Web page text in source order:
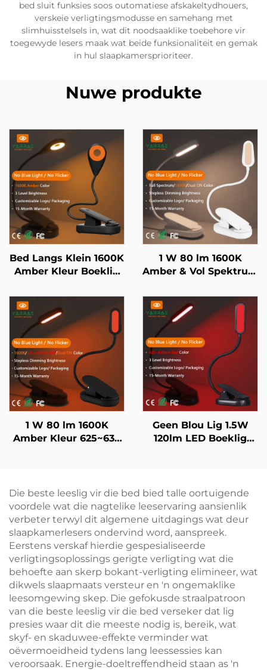
bed sluit funksies soos outomatiese afskakeltydhouers,
verskeie verligtingsmodusse en samehang met
slimhuisstelsels in, wat dit noodsaaklike toebehore vir
toegewyde lesers maak wat beide funksionaliteit en gemak
in hul slaapkamersprioriteer.
Nuwe produkte
Bed Langs Klein 1600K
Amber Kleur Boeklig
Liggaam LED Boeklig
1 W 80 lm 1600K
Amber & Vol Spektrum
Flikkering Wit
Liggaam LED Boeklig
1 W 80 lm 1600K
Amber Kleur 625~630
Geen Blou Lig 1.5W
120lm LED Boeklig
Swart Liggaam
Die beste leeslig vir die bed bied talle oortuigende
voordele wat die nagtelike leeservaring aansienlik
verbeter terwyl dit algemene uitdagings wat deur
slaapkamerlesers ondervind word, aanspreek.
Eerstens verskaf hierdie gespesialiseerde
verligtingsoplossings gerigte verligting wat die
behoefte aan skerp bokant-verligting elimineer, wat
dikwels slaapmaats versteur en 'n ongemaklike
leesomgewing skep. Die gefokusde straalpatroon
van die beste leeslig vir die bed verseker dat lig
presies waar dit die meeste nodig is, bereik, wat
skyf- en skaduwee-effekte verminder wat
oëvermoeidheid tydens lang leessessies kan
veroorsaak. Energie-doeltreffendheid staan as 'n